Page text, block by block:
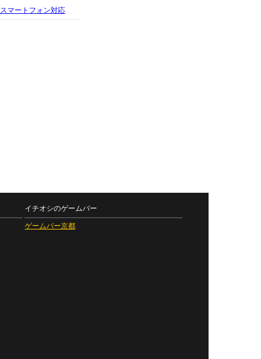
スマートフォン対応
イチオシのゲームバー
ゲームバー京都